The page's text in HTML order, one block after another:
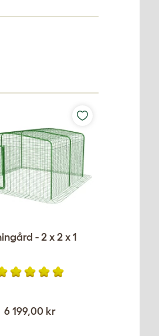
- 2 x 2 x 1
6 199,00 kr